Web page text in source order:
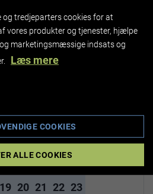
Vælg dato
To Fr Lø Sø
1
2
5 6 7 8
12 13 14 15 16
19 20 21 22 23
og tredjeparters cookies for at
vores produkter og tjenester, hjælpe
marketingsmæssige indsats og
Læs mere
COOKIES
ALLE COOKIES